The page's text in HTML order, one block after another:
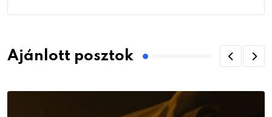
Ajánlott posztok